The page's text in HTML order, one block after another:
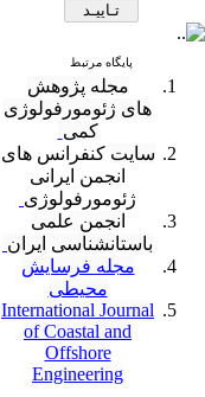
پایگاه مرتبط
مجله پژوهش
های ژئومورفولوژی
کمی
سایت کنفرانس های
انجمن ایرانی
ژئومورفولوژی
انجمن علمی
باستانشناسی ایران
مجله فرسایش
محیطی
International Journal
of Coastal and
Offshore
Engineering